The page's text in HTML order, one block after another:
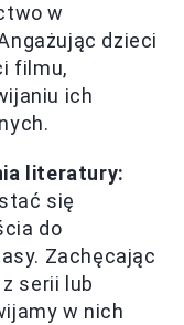
w
dzieci
filmu,
ich
literatury:
się
do
Zachęcając
serii lub
w nich